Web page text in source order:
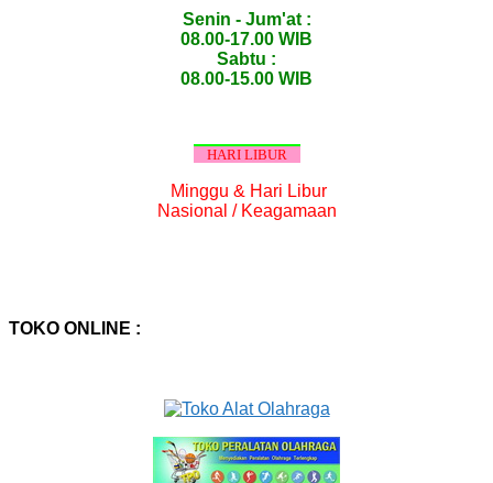
Senin - Jum'at :
08.00-17.00 WIB
Sabtu :
08.00-15.00 WIB
HARI LIBUR
Minggu & Hari Libur
Nasional / Keagamaan
TOKO ONLINE :